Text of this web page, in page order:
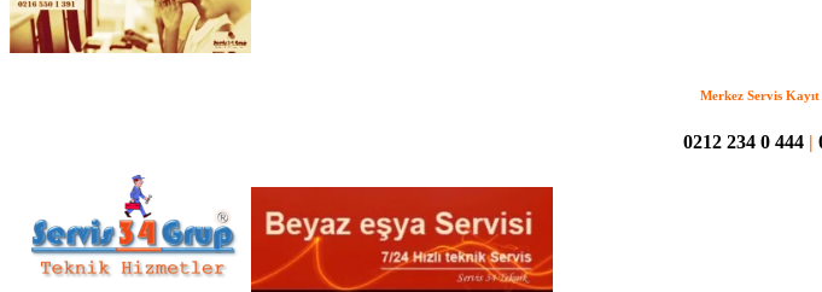
Merkez Servis Kayıt
0212 234 0 444